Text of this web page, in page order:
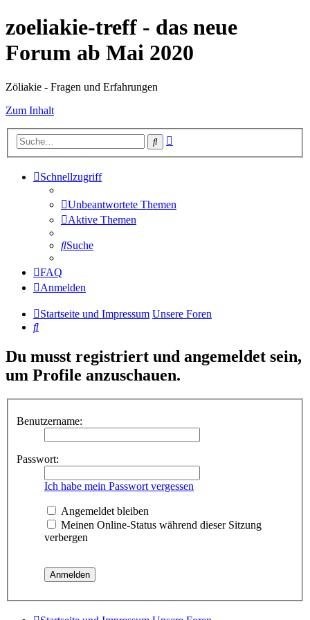
zoeliakie-treff - das neue
Forum ab Mai 2020
Zöliakie - Fragen und Erfahrungen
Zum Inhalt
Suche
Schnellzugriff
Unbeantwortete Themen
Aktive Themen
Suche
FAQ
Anmelden
Startseite und Impressum Unsere Foren
Suche
Du musst registriert und angemeldet sein,
um Profile anzuschauen.
Benutzername:
Passwort:
Ich habe mein Passwort vergessen
Angemeldet bleiben
Meinen Online-Status während dieser Sitzung
verbergen